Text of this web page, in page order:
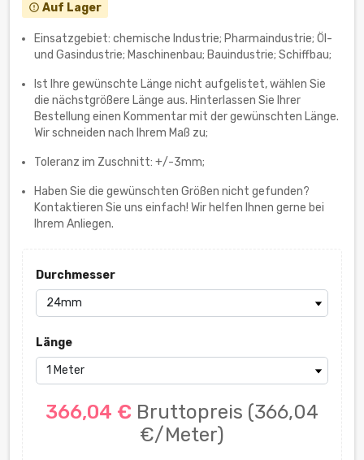
error_outline Auf Lager
Einsatzgebiet: chemische Industrie; Pharmaindustrie; Öl-
und Gasindustrie; Maschinenbau; Bauindustrie; Schiffbau;
Ist Ihre gewünschte Länge nicht aufgelistet, wählen Sie
die nächstgrößere Länge aus. Hinterlassen Sie Ihrer
Bestellung einen Kommentar mit der gewünschten Länge.
Wir schneiden nach Ihrem Maß zu;
Toleranz im Zuschnitt: +/-3mm;
Haben Sie die gewünschten Größen nicht gefunden?
Kontaktieren Sie uns einfach! Wir helfen Ihnen gerne bei
Ihrem Anliegen.
Durchmesser
Länge
366,04 € Bruttopreis (366,04
€/Meter)